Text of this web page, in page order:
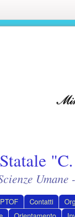
Umane
PTOF Contatti